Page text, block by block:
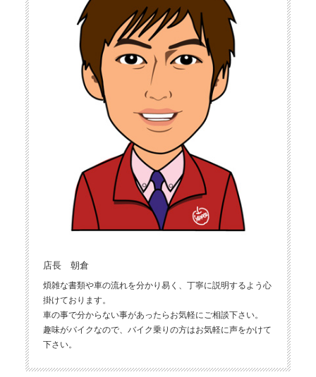
店長 朝倉
煩雑な書類や車の流れを分かり易く、丁寧に説明するよう心
掛けております。
車の事で分からない事があったらお気軽にご相談下さい。
趣味がバイクなので、バイク乗りの方はお気軽に声をかけて
下さい。